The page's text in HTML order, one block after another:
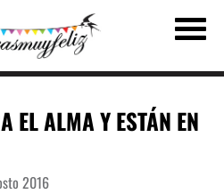
EL ALMA Y ESTÁN EN
2016